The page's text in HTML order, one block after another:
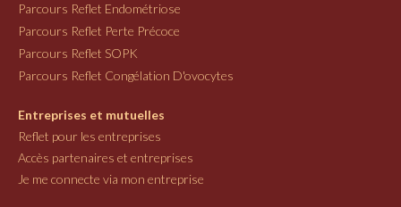
Parcours Reflet Endométriose
Parcours Reflet Perte Précoce
Parcours Reflet SOPK
Parcours Reflet Congélation D'ovocytes
Entreprises et mutuelles
Reflet pour les entreprises
Accès partenaires et entreprises
Je me connecte via mon entreprise